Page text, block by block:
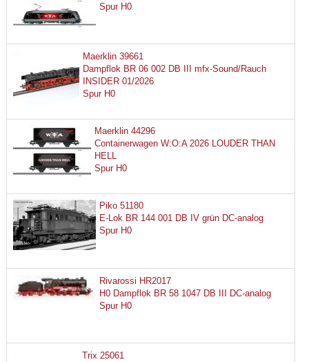
Spur H0
Maerklin 39661
Dampflok BR 06 002 DB III mfx-Sound/Rauch
INSIDER 01/2026
Spur H0
Maerklin 44296
Containerwagen W:O:A 2026 LOUDER THAN
HELL
Spur H0
Piko 51180
E-Lok BR 144 001 DB IV grün DC-analog
Spur H0
Rivarossi HR2017
H0 Dampflok BR 58 1047 DB III DC-analog
Spur H0
Trix 25061